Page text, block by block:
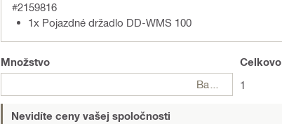
#2159816
1x Pojazdné držadlo DD-WMS 100
Množstvo
Celkovo
1
Nevidíte ceny vašej spoločnosti